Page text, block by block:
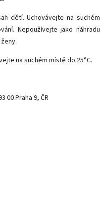
dětí. Uchovávejte na suchém
Nepoužívejte jako náhradu
na suchém místě do 25°C.
00 Praha 9, ČR